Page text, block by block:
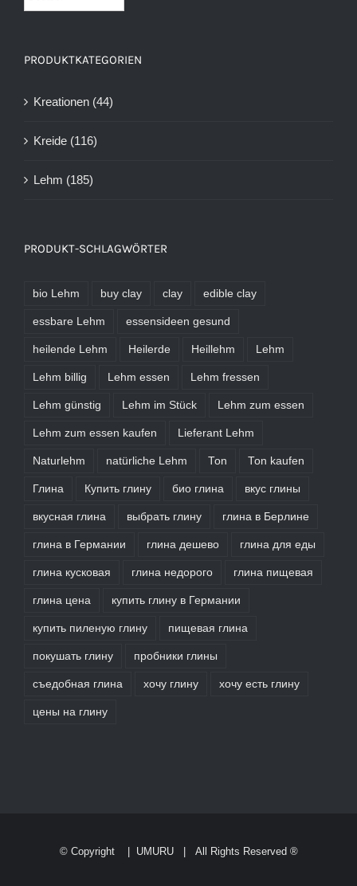
PRODUKTKATEGORIEN
Kreationen (44)
Kreide (116)
Lehm (185)
PRODUKT-SCHLAGWÖRTER
bio Lehm buy clay clay edible clay
essbare Lehm essensideen gesund
heilende Lehm Heilerde Heillehm Lehm
Lehm billig Lehm essen Lehm fressen
Lehm günstig Lehm im Stück Lehm zum essen
Lehm zum essen kaufen Lieferant Lehm
Naturlehm natürliche Lehm Ton Ton kaufen
Глина Купить глину био глина вкус глины
вкусная глина выбрать глину глина в Берлине
глина в Германии глина дешево глина для еды
глина кусковая глина недорого глина пищевая
глина цена купить глину в Германии
купить пиленую глину пищевая глина
покушать глину пробники глины
съедобная глина хочу глину хочу есть глину
цены на глину
© Copyright UMURU| All Rights Reserved ®